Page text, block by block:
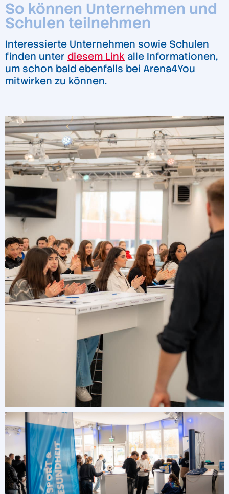
So können Unternehmen und
Schulen teilnehmen
Interessierte Unternehmen sowie Schulen
finden unter diesem Link alle Informationen,
um schon bald ebenfalls bei Arena4You
mitwirken zu können.